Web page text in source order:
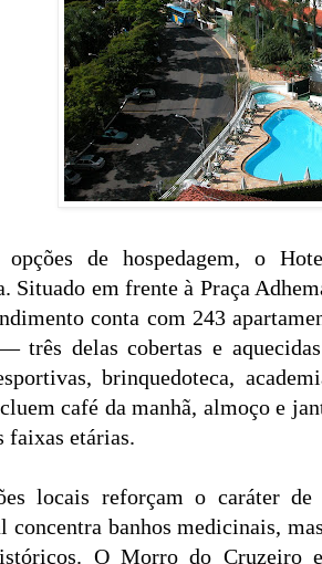
opções de hospedagem, o
Situado em frente à Praça
conta com 243
três delas cobertas e
brinquedoteca,
café da manhã, almoço e
faixas etárias.
locais reforçam o caráter
concentra banhos medicinais,
O Morro do Cruzeiro